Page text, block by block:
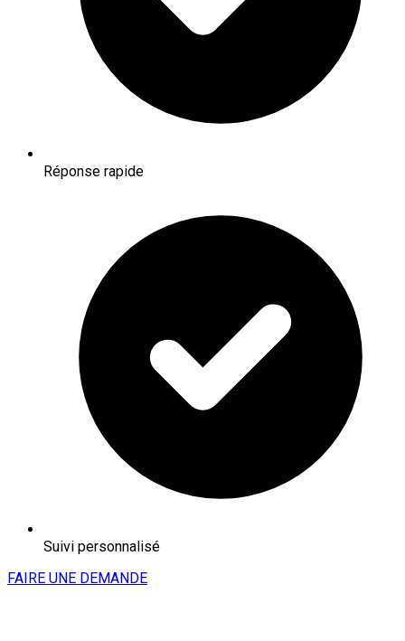
Réponse rapide
Suivi personnalisé
FAIRE UNE DEMANDE